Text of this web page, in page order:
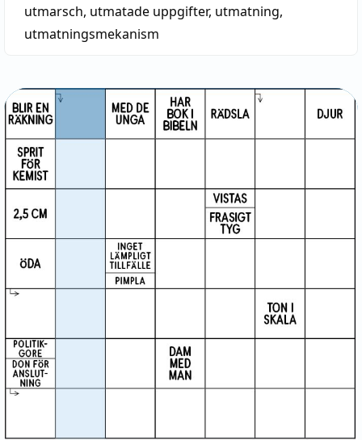
utmarsch, utmatade uppgifter, utmatning,
utmatningsmekanism